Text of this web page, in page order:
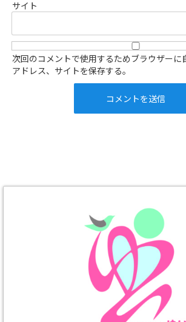
サイト
次回のコメントで使用するためブラウザーに
アドレス、サイトを保存する。